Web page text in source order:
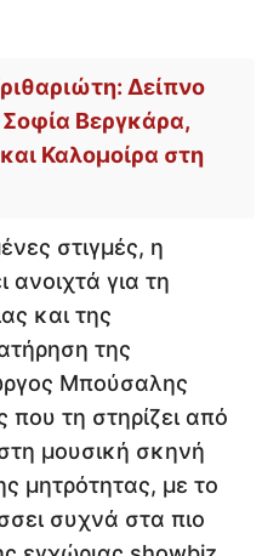
Δείπνο
Βεργκάρα,
Καλομοίρα στη
στιγμές, η
ανοιχτά για τη
και της
της
Μπούσαλης
τη στηρίζει από
μουσική σκηνή
μητρότητας, με το
συχνά στα πιο